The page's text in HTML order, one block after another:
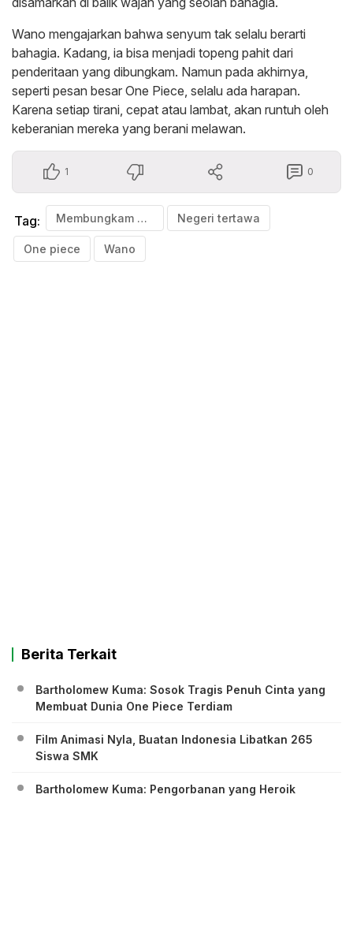
‎Wano mengajarkan bahwa senyum tak selalu berarti
bahagia. Kadang, ia bisa menjadi topeng pahit dari
penderitaan yang dibungkam. Namun pada akhirnya,
seperti pesan besar One Piece, selalu ada harapan.
Karena setiap tirani, cepat atau lambat, akan runtuh oleh
keberanian mereka yang berani melawan.
1 0
Tag: Membungkam Derita Negeri tertawa
One piece Wano
Berita Terkait
Bartholomew Kuma: Sosok Tragis Penuh Cinta yang
Membuat Dunia One Piece Terdiam
Film Animasi Nyla, Buatan Indonesia Libatkan 265
Siswa SMK
Bartholomew Kuma: Pengorbanan yang Heroik